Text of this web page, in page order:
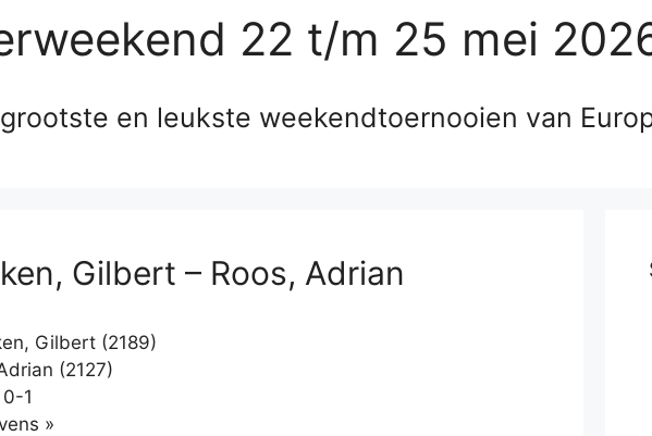
22 t/m 25 mei
en leukste weekendtoernooien van
Gilbert – Roos, Adrian
Gilbert (2189)
(2127)
1
»